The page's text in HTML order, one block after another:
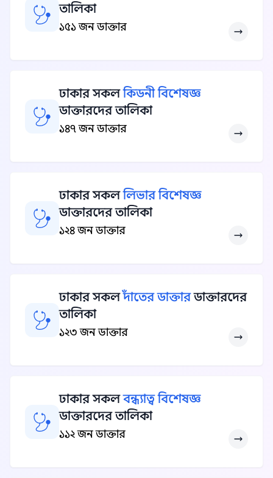
তালিকা
১৫১ জন ডাক্তার
ঢাকার সকলকিডনী বিশেষজ্ঞ
ডাক্তারদের তালিকা
১৪৭ জন ডাক্তার
ঢাকার সকললিভার বিশেষজ্ঞ
ডাক্তারদের তালিকা
১২৪ জন ডাক্তার
ঢাকার সকলদাঁতের ডাক্তারডাক্তারদের
তালিকা
১২৩ জন ডাক্তার
ঢাকার সকলবন্ধ্যাত্ব বিশেষজ্ঞ
ডাক্তারদের তালিকা
১১২ জন ডাক্তার